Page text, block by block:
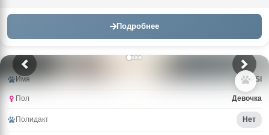
Подробнее
Имя PEPSI
Пол Девочка
Полидакт Нет